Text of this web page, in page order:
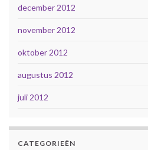
december 2012
november 2012
oktober 2012
augustus 2012
juli 2012
CATEGORIEËN